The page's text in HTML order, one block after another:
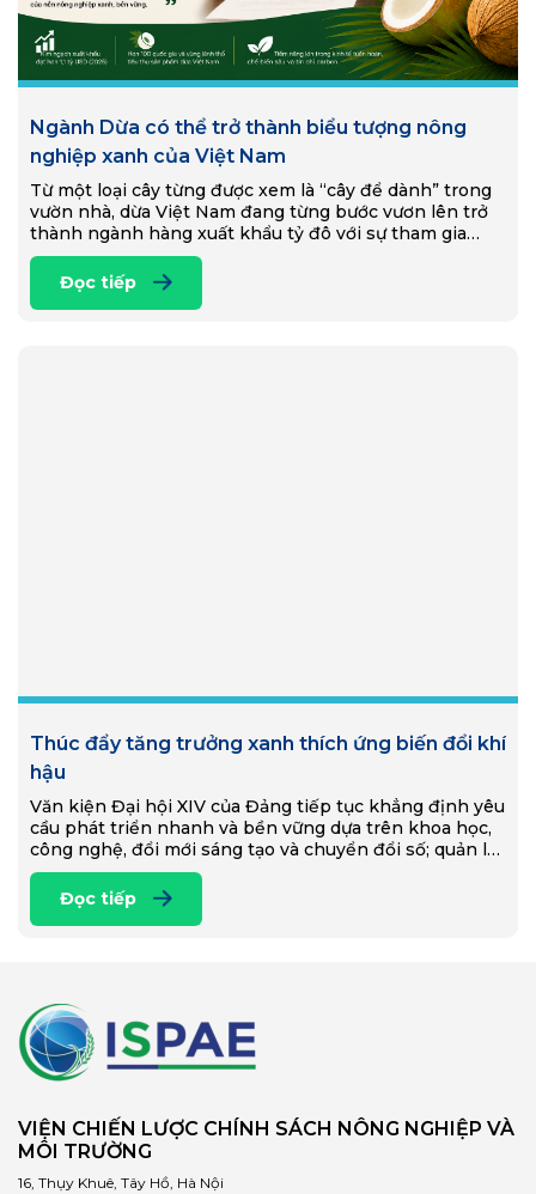
Ngành Dừa có thể trở thành biểu tượng nông
nghiệp xanh của Việt Nam
Từ một loại cây từng được xem là “cây để dành” trong
vườn nhà, dừa Việt Nam đang từng bước vươn lên trở
thành ngành hàng xuất khẩu tỷ đô với sự tham gia…
Đọc tiếp
Thúc đẩy tăng trưởng xanh thích ứng biến đổi khí
hậu
Văn kiện Đại hội XIV của Đảng tiếp tục khẳng định yêu
cầu phát triển nhanh và bền vững dựa trên khoa học,
công nghệ, đổi mới sáng tạo và chuyển đổi số; quản lý,
…
Đọc tiếp
VIỆN CHIẾN LƯỢC CHÍNH SÁCH NÔNG NGHIỆP VÀ
MÔI TRƯỜNG
16, Thụy Khuê, Tây Hồ, Hà Nội